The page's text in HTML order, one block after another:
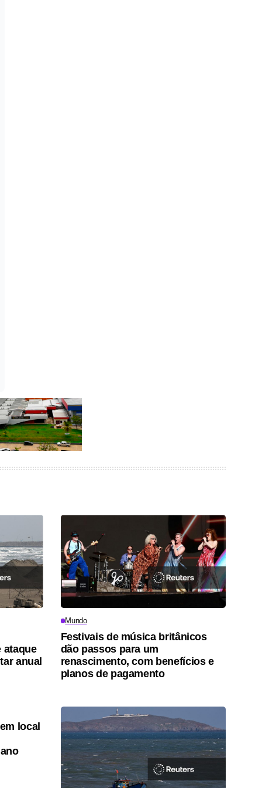
ataque
anual
Mundo
Festivais de música britânicos
dão passos para um
renascimento, com benefícios e
planos de pagamento
local